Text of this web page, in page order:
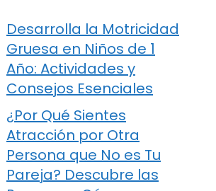
Desarrolla la Motricidad
Gruesa en Niños de 1
Año: Actividades y
Consejos Esenciales
¿Por Qué Sientes
Atracción por Otra
Persona que No es Tu
Pareja? Descubre las